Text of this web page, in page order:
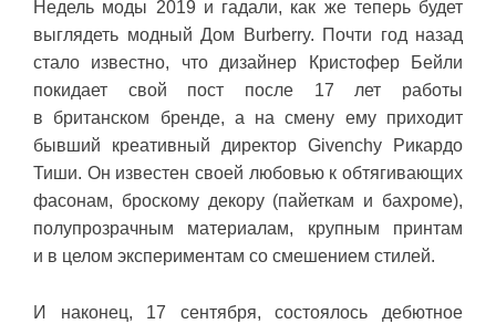
Недель моды 2019 и гадали, как же теперь будет
выглядеть модный Дом Burberry. Почти год назад
стало известно, что дизайнер Кристофер Бейли
покидает свой пост после 17 лет работы
в британском бренде, а на смену ему приходит
бывший креативный директор Givenchy Рикардо
Тиши. Он известен своей любовью к обтягивающих
фасонам, броскому декору (пайеткам и бахроме),
полупрозрачным материалам, крупным принтам
и в целом экспериментам со смешением стилей.
И наконец, 17 сентября, состоялось дебютное